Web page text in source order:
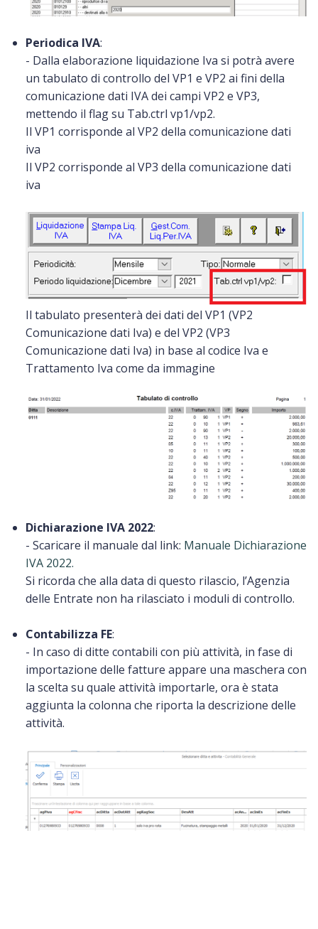
Periodica IVA:
- Dalla elaborazione liquidazione Iva si potrà avere
un tabulato di controllo del VP1 e VP2 ai fini della
comunicazione dati IVA dei campi VP2 e VP3,
mettendo il flag su Tab.ctrl vp1/vp2.
Il VP1 corrisponde al VP2 della comunicazione dati
iva
Il VP2 corrisponde al VP3 della comunicazione dati
iva
Il tabulato presenterà dei dati del VP1 (VP2
Comunicazione dati Iva) e del VP2 (VP3
Comunicazione dati Iva) in base al codice Iva e
Trattamento Iva come da immagine
Dichiarazione IVA 2022:
- Scaricare il manuale dal link: Manuale Dichiarazione
IVA 2022.
Si ricorda che alla data di questo rilascio, l’Agenzia
delle Entrate non ha rilasciato i moduli di controllo.
Contabilizza FE:
- In caso di ditte contabili con più attività, in fase di
importazione delle fatture appare una maschera con
la scelta su quale attività importarle, ora è stata
aggiunta la colonna che riporta la descrizione delle
attività.